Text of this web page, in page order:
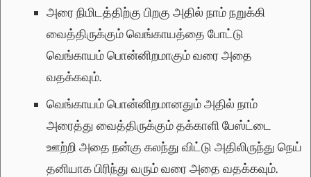
அரை நிமிடத்திற்கு பிறகு அதில் நாம் நறுக்கி
வைத்திருக்கும் வெங்காயத்தை போட்டு
வெங்காயம் பொன்னிறமாகும் வரை அதை
வதக்கவும்.
வெங்காயம் பொன்னிறமானதும் அதில் நாம்
அரைத்து வைத்திருக்கும் தக்காளி பேஸ்ட்டை
ஊற்றி அதை நன்கு கலந்து விட்டு அதிலிருந்து நெய்
தனியாக பிரிந்து வரும் வரை அதை வதக்கவும்.